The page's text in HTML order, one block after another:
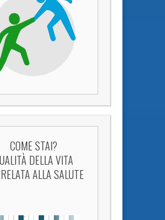
COME STAI?
DELLA VITA
ALLA SALUTE